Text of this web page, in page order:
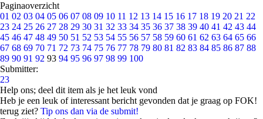
Paginaoverzicht
01 02 03 04 05 06 07 08 09 10 11 12 13 14 15 16 17 18 19 20 21 22
23 24 25 26 27 28 29 30 31 32 33 34 35 36 37 38 39 40 41 42 43 44
45 46 47 48 49 50 51 52 53 54 55 56 57 58 59 60 61 62 63 64 65 66
67 68 69 70 71 72 73 74 75 76 77 78 79 80 81 82 83 84 85 86 87 88
89 90 91 92 93 94 95 96 97 98 99 100
Submitter:
23
Help ons; deel dit item als je het leuk vond
Heb je een leuk of interessant bericht gevonden dat je graag op FOK!
terug ziet? Tip ons dan via de submit!